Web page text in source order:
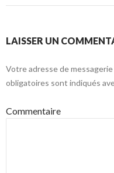
LAISSER UN
Votre adresse de
obligatoires sont indiqués
Commentaire